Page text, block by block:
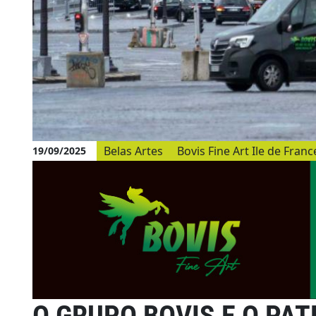
19/09/2025 Belas Artes Bovis Fine Art Ile de